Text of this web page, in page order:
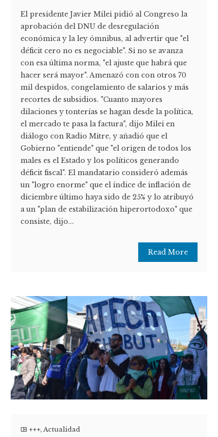
El presidente Javier Milei pidió al Congreso la
aprobación del DNU de desregulación
económica y la ley ómnibus, al advertir que "el
déficit cero no es negociable". Si no se avanza
con esa última norma, "el ajuste que habrá que
hacer será mayor". Amenazó con con otros 70
mil despidos, congelamiento de salarios y más
recortes de subsidios. "Cuanto mayores
dilaciones y tonterías se hagan desde la política,
el mercado te pasa la factura", dijo Milei en
diálogo con Radio Mitre, y añadió que el
Gobierno "entiende" que "el origen de todos los
males es el Estado y los políticos generando
déficit fiscal". El mandatario consideró además
un "logro enorme" que el índice de inflación de
diciembre último haya sido de 25% y lo atribuyó
a un "plan de estabilización hiperortodoxo" que
consiste, dijo...
Read More
+++,Actualidad